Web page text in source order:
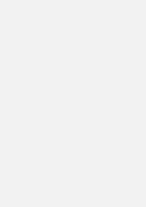
Facebook
LinkedIn